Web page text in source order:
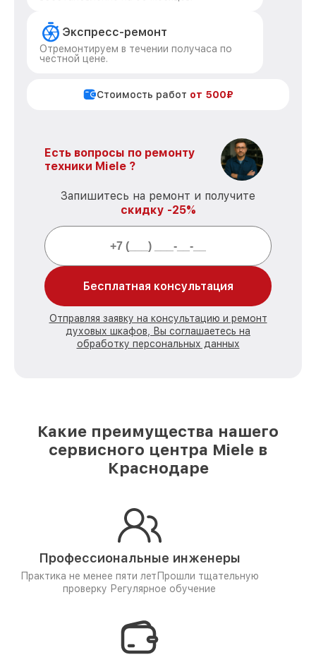
Экспресс-ремонт
Отремонтируем в течении получаса по
честной цене.
Стоимость работ от 500₽
Есть вопросы по ремонту
техники Miele ?
Запишитесь на ремонт и получите
скидку -25%
Бесплатная консультация
Отправляя заявку на консультацию и ремонт
духовых шкафов, Вы соглашаетесь на
обработку персональных данных
Какие преимущества нашего
сервисного центра Miele в
Краснодаре
Профессиональные инженеры
Практика не менее пяти лет Прошли тщательную
проверку Регулярное обучение